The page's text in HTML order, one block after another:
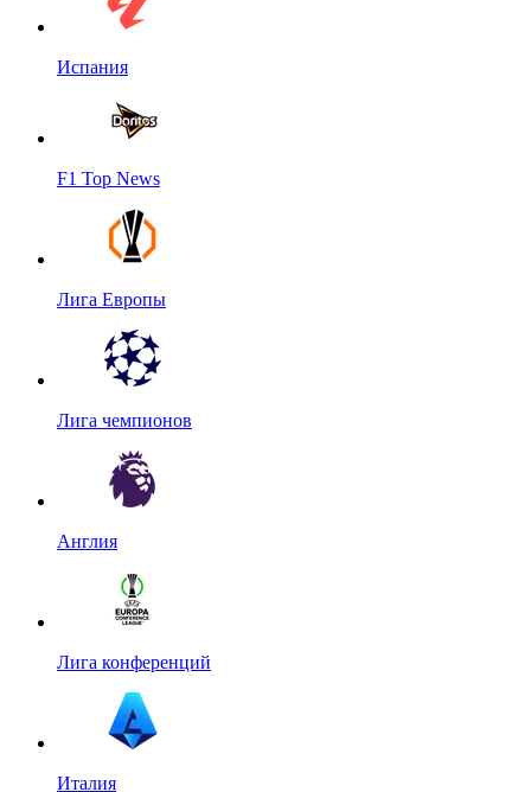
Испания
F1 Top News
Лига Европы
Лига чемпионов
Англия
Лига конференций
Италия